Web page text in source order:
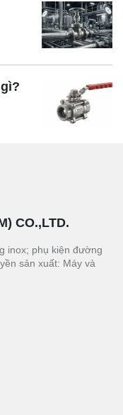
CO.,LTD.
inox; phụ kiện đường
sản xuất: Máy và